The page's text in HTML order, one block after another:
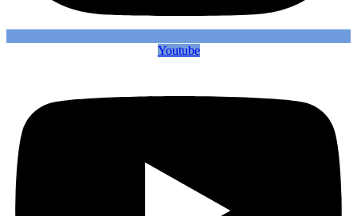
Youtube